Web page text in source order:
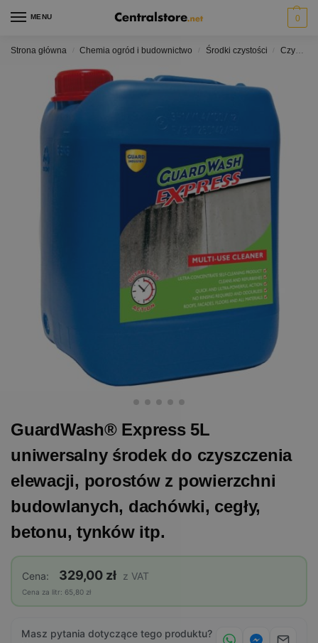
MENU 0
Strona główna Chemia ogród i budownictwo Środki czystości Czyszczenia fasad tynków elewacji
GuardWash® Express 5L
uniwersalny środek do czyszczenia
elewacji, porostów z powierzchni
budowlanych, dachówki, cegły,
betonu, tynków itp.
Cena: 329,00 zł z VAT
Cena za litr: 65,80 zł
Masz pytania dotyczące tego produktu?